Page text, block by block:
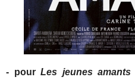
- pourLes jeunes amants